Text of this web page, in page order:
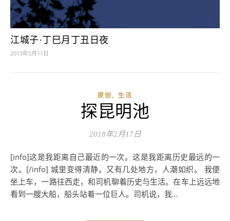
江城子·丁巳月丁丑日夜
2013年5月11日
原创 , 生活
探昆明池
2018年2月17日
[info]这是我距离自己最近的一次。这是我距离历史最远的一
次。[/info] 城里变得清静。又有几处地方，人潮如织。 我便
坐上车，一路往西走，和司机聊着历史与生活。在车上远远地
看到一艘大船，船头站着一位巨人。司机说，我…